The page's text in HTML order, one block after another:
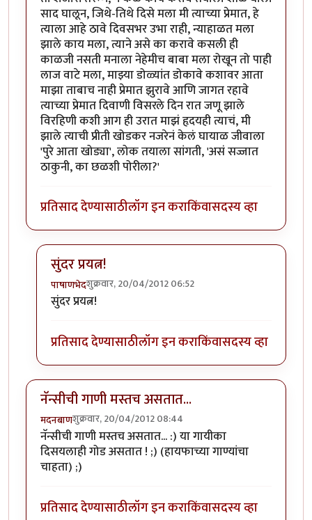
साद घालून, जिथे-तिथे दिसे मला मी त्याच्या प्रेमात, हे
त्याला आहे ठावे दिवसभर उभा राही, न्याहाळत मला
झाले काय मला, त्याने असे का करावे कसली ही
काळजी नसती मनाला नेहेमीच बाबा मला रोखून तो पाही
लाज वाटे मला, माझ्या डोळ्यांत डोकावे कशावर आता
माझा ताबाच नाही प्रेमात झुरावे आणि जागत रहावे
त्याच्या प्रेमात दिवाणी विसरले दिन रात जणू झाले
विरहिणी कशी आग ही उरात माझं हृदयही त्याचं, मी
झाले त्याची प्रीती खोडकर नजरेनं केलं घायाळ जीवाला
'पुरे आता खोड्या', लोक तयाला सांगती, 'असं सज्जात
ठाकुनी, का छळशी पोरीला?'
प्रतिसाद देण्यासाठीलॉग इन कराकिंवासदस्य व्हा
सुंदर प्रयत्न!
पाषाणभेदशुक्रवार, 20/04/2012 06:52
In reply to
सुंदर प्रयत्न!
प्रतिसाद देण्यासाठीलॉग इन कराकिंवासदस्य व्हा
नॅन्सीची गाणी मस्तच असतात...
मदनबाणशुक्रवार, 20/04/2012 08:44
नॅन्सीची गाणी मस्तच असतात... :) या गायीका
दिसयलाही गोड असतात ! ;) (हायफाच्या गाण्यांचा
चाहता) ;)
प्रतिसाद देण्यासाठीलॉग इन कराकिंवासदस्य व्हा